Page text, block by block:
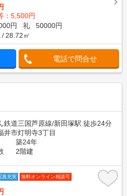
：5,500円
円 礼
50000円
28.72㎡
電話で問合せ
鉄道三国芦原線/新田塚駅 徒歩24分
井市灯明寺3丁目
築24年
2階建
真充実 無料オンライン相談可